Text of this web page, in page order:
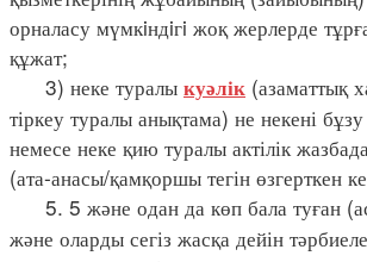
орналасу мүмкiндiгi жоқ жерлерде
құжат;
3) неке туралы куәлік (азаматтық
тіркеу туралы анықтама) не некені
немесе неке қию туралы актілік
(ата-анасы/қамқоршы тегін өзгерткен
5. 5 және одан да көп бала туған
және оларды сегіз жасқа дейін